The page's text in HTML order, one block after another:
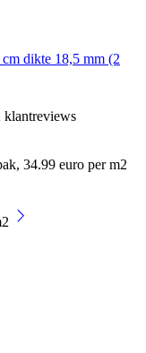
dikte 18,5 mm (2
klantreviews
34.99 euro per m2